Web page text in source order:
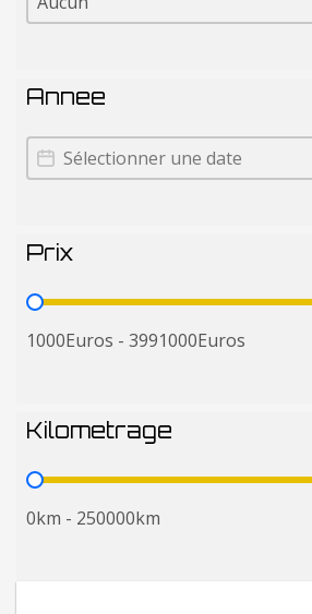
Annee
Annee
Annee
Prix
Prix
1000Euros - 3991000Euros
Kilometrage
Kilometrage
0km - 250000km